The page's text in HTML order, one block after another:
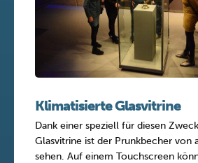
Klimatisierte Glasvitrine
Dank einer speziell für diesen
Glasvitrine ist der Prunkbecher von
sehen. Auf einem Touchscreen